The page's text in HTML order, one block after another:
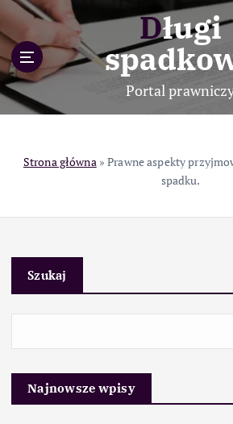
p
o
c
Długi
Portal
Strona główna»Prawne aspekty
spadku.
Szukaj
Najnowsze wpisy